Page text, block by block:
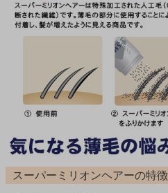
スーパーミリオンヘアーの特徴